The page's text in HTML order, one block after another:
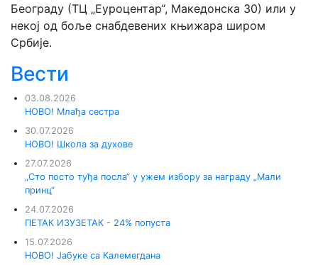
Београду (ТЦ „Еуроцентар“, Македонска 30) или у
некој од боље снабдевених књижара широм
Србије.
Вести
03.08.2026
НОВО! Млађа сестра
30.07.2026
НОВО! Школа за духове
27.07.2026
„Сто посто туђа посла“ у ужем избору за награду „Мали
принц“
24.07.2026
ПЕТАК ИЗУЗЕТАК - 24% попуста
15.07.2026
НОВО! Јабуке са Калемегдана